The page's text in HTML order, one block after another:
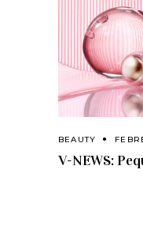
BEAUTY
V-NEWS: